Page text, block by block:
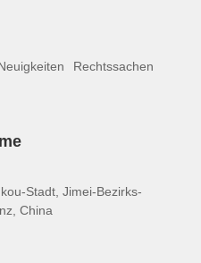
Rechtssachen
Stadt, Jimei-Bezirks-
China